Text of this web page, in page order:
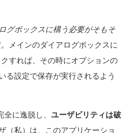
グボックスに構う必要がそもそ
メインのダイアログボックスに
すれば、その時にオプションの
る設定で保存が実行されるよう
に逸脱し、 ユーザビリティは破
（私）は、このアプリケーショ